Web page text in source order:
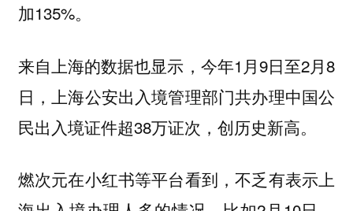
加135%。
来自上海的数据也显示，今年1月9日至2月8
日，上海公安出入境管理部门共办理中国公
民出入境证件超38万证次，创历史新高。
燃次元在小红书等平台看到，不乏有表示上